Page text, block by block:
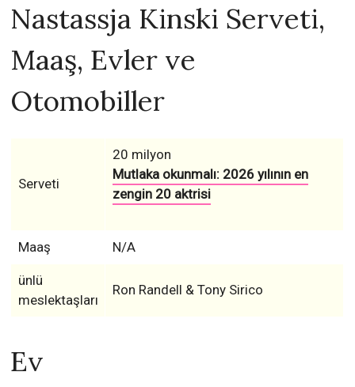
Nastassja Kinski Serveti,
Maaş, Evler ve
Otomobiller
Serveti
20 milyon
Mutlaka okunmalı: 2026 yılının en
zengin 20 aktrisi
Maaş N/A
ünlü
meslektaşları
Ron Randell & Tony Sirico
Ev